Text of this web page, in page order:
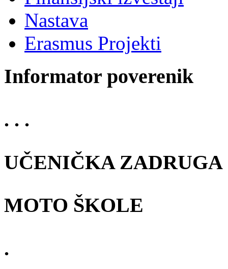
Nastava
Erasmus Projekti
Informator poverenik
. . .
UČENIČKA ZADRUGA
MOTO ŠKOLE
.